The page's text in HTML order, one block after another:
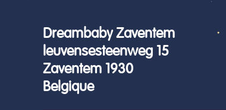
Dreambaby Zaventem
leuvensesteenweg 15
Zaventem 1930
Belgique